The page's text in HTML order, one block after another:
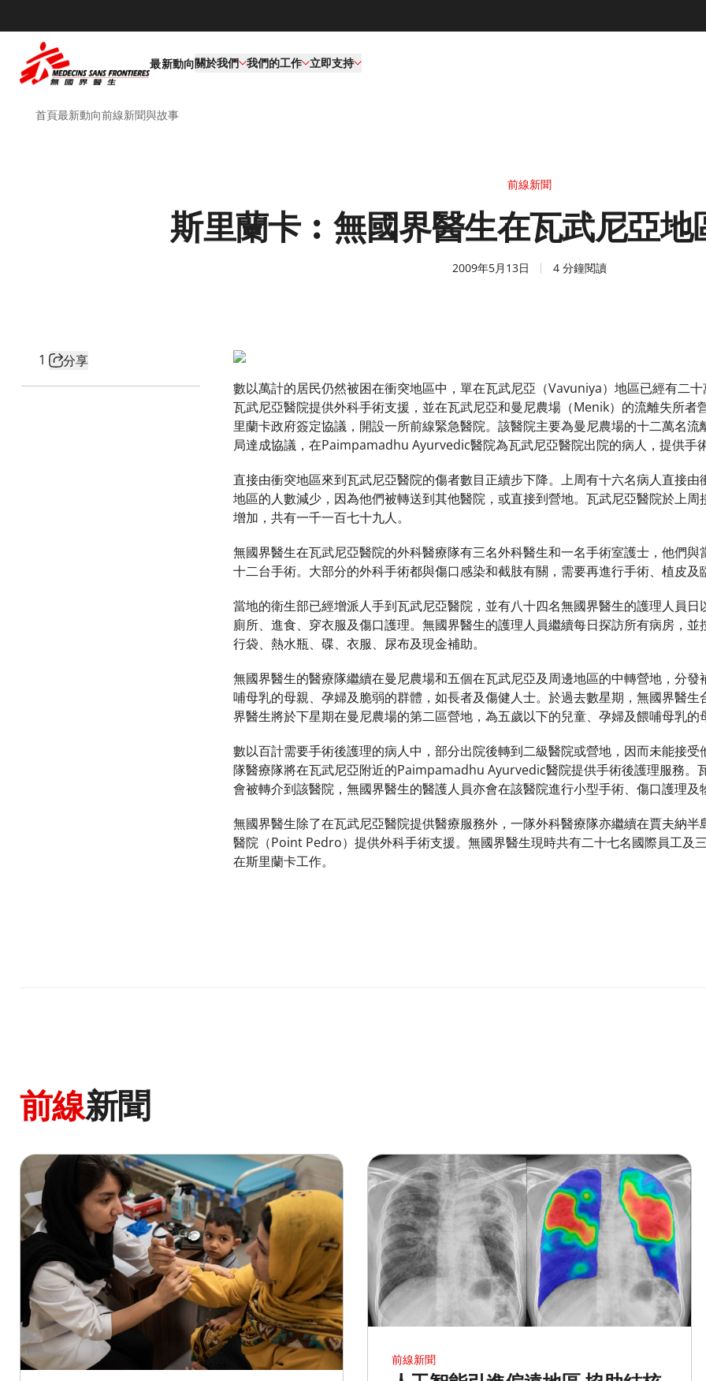
最新動向關於我們 我們的工作​ 立即支持
首頁最新動向前線新聞與故事
前線新聞
斯里蘭卡︰無國界醫生在瓦武尼亞地
2009年5月13日 4 分鐘閱讀
1
分享
數以萬計的居民仍然被困在衝突地區中，單在瓦武尼亞（Vavuniya）地區已經有二
瓦武尼亞醫院提供外科手術支援，並在瓦武尼亞和曼尼農場（Menik）的流離失所者
里蘭卡政府簽定協議，開設一所前線緊急醫院。該醫院主要為曼尼農場的十二萬名
局達成協議，在Paimpamadhu Ayurvedic醫院為瓦武尼亞醫院出院的病人，提供手
直接由衝突地區來到瓦武尼亞醫院的傷者數目正續步下降。上周有十六名病人直接
地區的人數減少，因為他們被轉送到其他醫院，或直接到營地。瓦武尼亞醫院於上
增加，共有一千一百七十九人。
無國界醫生在瓦武尼亞醫院的外科醫療隊有三名外科醫生和一名手術室護士，他們
十二台手術。大部分的外科手術都與傷口感染和截肢有關，需要再進行手術、植皮及
當地的衛生部已經增派人手到瓦武尼亞醫院，並有八十四名無國界醫生的護理人員
廁所、進食、穿衣服及傷口護理。無國界醫生的護理人員繼續每日探訪所有病房，
行袋、熱水瓶、碟、衣服、尿布及現金補助。
無國界醫生的醫療隊繼續在曼尼農場和五個在瓦武尼亞及周邊地區的中轉營地，分
哺母乳的母親、孕婦及脆弱的群體，如長者及傷健人士。於過去數星期，無國界醫
界醫生將於下星期在曼尼農場的第二區營地，為五歲以下的兒童、孕婦及餵哺母乳
數以百計需要手術後護理的病人中，部分出院後轉到二級醫院或營地，因而未能接
隊醫療隊將在瓦武尼亞附近的Paimpamadhu Ayurvedic醫院提供手術後護理服務。
會被轉介到該醫院，無國界醫生的醫護人員亦會在該醫院進行小型手術、傷口護理及
無國界醫生除了在瓦武尼亞醫院提供醫療服務外，一隊外科醫療隊亦繼續在賈夫納
醫院（Point Pedro）提供外科手術支援。無國界醫生現時共有二十七名國際員工及
在斯里蘭卡工作。
前線新聞
前線新聞